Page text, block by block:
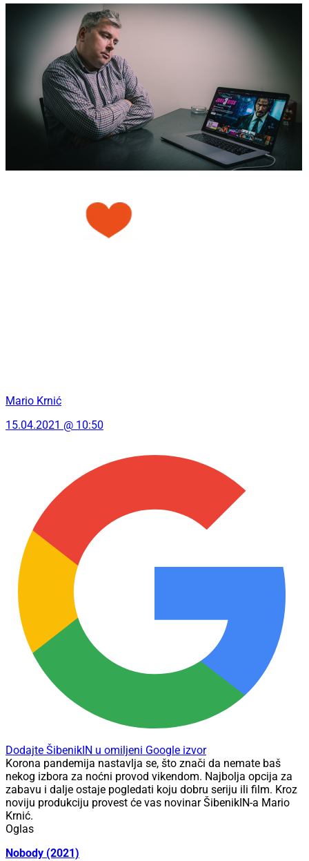
Mario Krnić
15.04.2021 @ 10:50
Dodajte ŠibenikIN u omiljeni Google izvor
Korona pandemija nastavlja se, što znači da nemate baš
nekog izbora za noćni provod vikendom. Najbolja opcija za
zabavu i dalje ostaje pogledati koju dobru seriju ili film. Kroz
noviju produkciju provest će vas novinar ŠibenikIN-a Mario
Krnić.
Oglas
Nobody (2021)